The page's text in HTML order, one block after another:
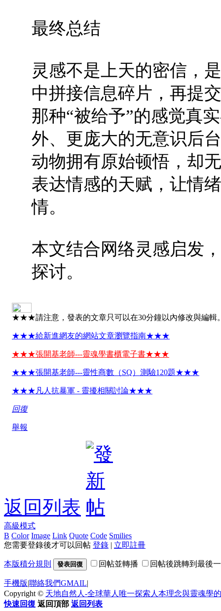
最终总结
灵感不是上天的密信，
中拼接信息碎片，再提
那种“被给予”的感觉真
外、更庞大的无意识后
动物拥有原始顿悟，却
表达情感的天赋，让情
情。
本文结合网络灵感启发
探讨。
★★★請注意，發表的文章只可以在30分鐘以內修改與編
★★★給新進網友的網站文章瀏覽指南★★★
★★★張開基老師---靈魂學書櫃電子書★★★
★★★張開基老師---靈性商數（SQ）測驗120題★★★
★★★凡人抗暴軍 - 靈擾相關討論★★★
回復
舉報
返回列表
高級模式
B Color Image Link Quote Code Smilies
您需要登錄後才可以回帖 登錄 | 立即註冊
本版積分規則 發表回復 回帖並轉播 回帖後跳轉到最後
手機版|聯絡我們GMAIL|
Copyright © 天地自然人-全球華人唯一探索人本理念與靈魂學
快速回復 返回頂部 返回列表